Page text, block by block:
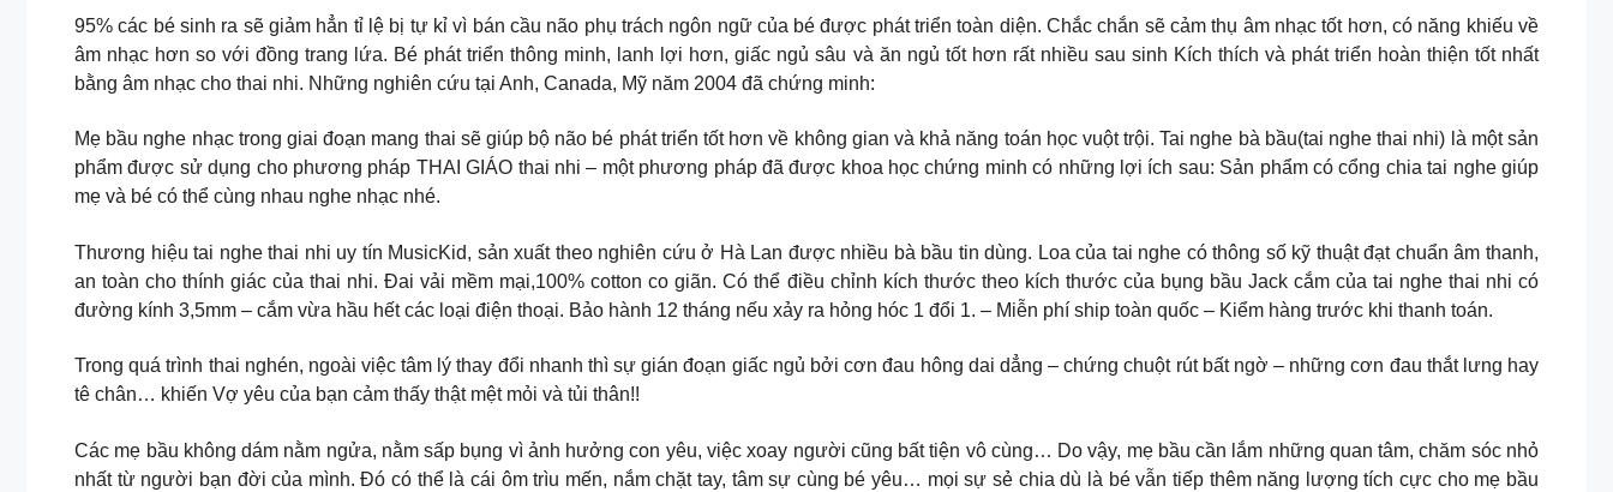
95% các bé sinh ra sẽ giảm hẳn tỉ lệ bị tự kỉ vì bán cầu não phụ trách ngôn ngữ của bé được phát triển toàn diện. Chắc chắn sẽ cảm thụ âm nhạc tốt hơn, có năng khiếu về
âm nhạc hơn so với đồng trang lứa. Bé phát triển thông minh, lanh lợi hơn, giấc ngủ sâu và ăn ngủ tốt hơn rất nhiều sau sinh Kích thích và phát triển hoàn thiện tốt nhất
bằng âm nhạc cho thai nhi. Những nghiên cứu tại Anh, Canada, Mỹ năm 2004 đã chứng minh:
Mẹ bầu nghe nhạc trong giai đoạn mang thai sẽ giúp bộ não bé phát triển tốt hơn về không gian và khả năng toán học vuột trội. Tai nghe bà bầu(tai nghe thai nhi) là một sản
phẩm được sử dụng cho phương pháp THAI GIÁO thai nhi – một phương pháp đã được khoa học chứng minh có những lợi ích sau: Sản phẩm có cổng chia tai nghe giúp
mẹ và bé có thể cùng nhau nghe nhạc nhé.
Thương hiệu tai nghe thai nhi uy tín MusicKid, sản xuất theo nghiên cứu ở Hà Lan được nhiều bà bầu tin dùng. Loa của tai nghe có thông số kỹ thuật đạt chuẩn âm thanh,
an toàn cho thính giác của thai nhi. Đai vải mềm mại,100% cotton co giãn. Có thể điều chỉnh kích thước theo kích thước của bụng bầu Jack cắm của tai nghe thai nhi có
đường kính 3,5mm – cắm vừa hầu hết các loại điện thoại. Bảo hành 12 tháng nếu xảy ra hỏng hóc 1 đổi 1. – Miễn phí ship toàn quốc – Kiểm hàng trước khi thanh toán.
Trong quá trình thai nghén, ngoài việc tâm lý thay đổi nhanh thì sự gián đoạn giấc ngủ bởi cơn đau hông dai dẳng – chứng chuột rút bất ngờ – những cơn đau thắt lưng hay
tê chân… khiến Vợ yêu của bạn cảm thấy thật mệt mỏi và tủi thân!!
Các mẹ bầu không dám nằm ngửa, nằm sấp bụng vì ảnh hưởng con yêu, việc xoay người cũng bất tiện vô cùng… Do vậy, mẹ bầu cần lắm những quan tâm, chăm sóc nhỏ
nhất từ người bạn đời của mình. Đó có thể là cái ôm trìu mến, nắm chặt tay, tâm sự cùng bé yêu… mọi sự sẻ chia dù là bé vẫn tiếp thêm năng lượng tích cực cho mẹ bầu